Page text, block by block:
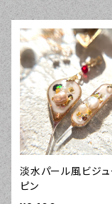
淡水パール風ビジ
ピン